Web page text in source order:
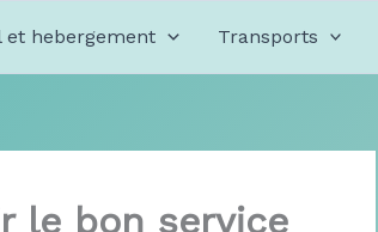
et hebergement Transports
le bon service